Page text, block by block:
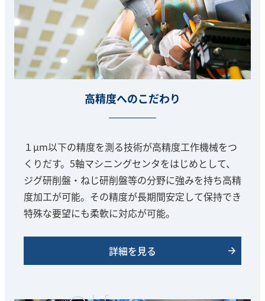
高精度へのこだわり
１μm以下の精度を測る技術が高精度工作機械をつ
くりだす。5軸マシニングセンタをはじめとして、
ジグ研削盤・ねじ研削盤等の分野に強みを持ち高精
度加工が可能。その精度が長期間安定して保持でき
特殊な要望にも柔軟に対応が可能。
詳細を見る